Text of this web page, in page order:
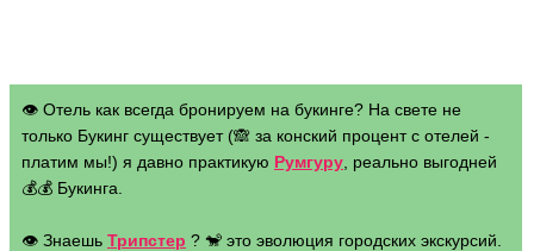
👁 Отель как всегда бронируем на букинге? На свете не
только Букинг существует (🙈 за конский процент с отелей -
платим мы!) я давно практикую Румгуру , реально выгодней
💰💰 Букинга.
👁 Знаешь Трипстер ? 🐒 это эволюция городских экскурсий.